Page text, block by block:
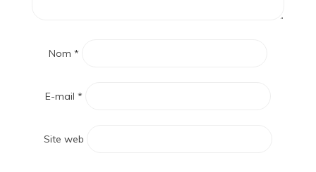
Nom *
E-mail *
Site web